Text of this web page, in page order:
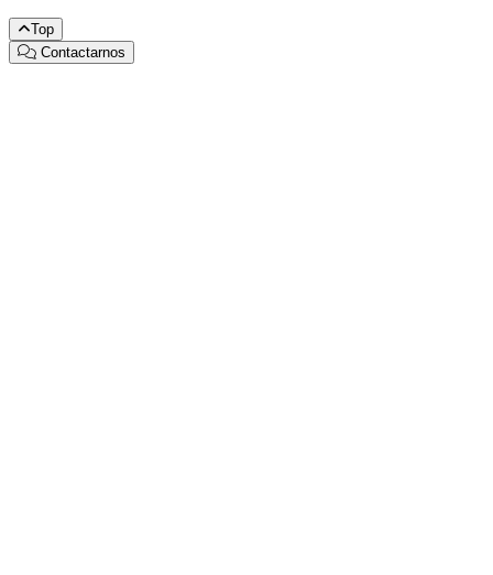
Top
Contactarnos